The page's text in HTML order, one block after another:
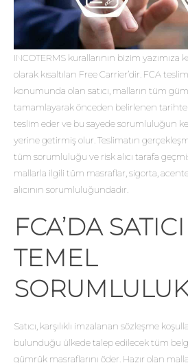
INCOTERMS kurallarının bizim yazımıza
olarak kısaltılan Free Carrier’dir. FCA
konumunda olan satıcı, malların tüm
tamamlayarak önceden belirlenen tarihte
teslim eder ve bu sayede sorumluluğun
yerine getirmiş olur. Teslimatın
tüm sorumluluğu ve risk alıcı tarafa
mallarla ilgili tüm masraflar, sigorta,
alıcının sorumluluğundadır.
FCA’DA
TEMEL
Satıcı, karşılıklı imzalanan sözleşme
bulunduğu ülkede talep edilecek tüm
gümrük masraflarını öder. Hazır olan